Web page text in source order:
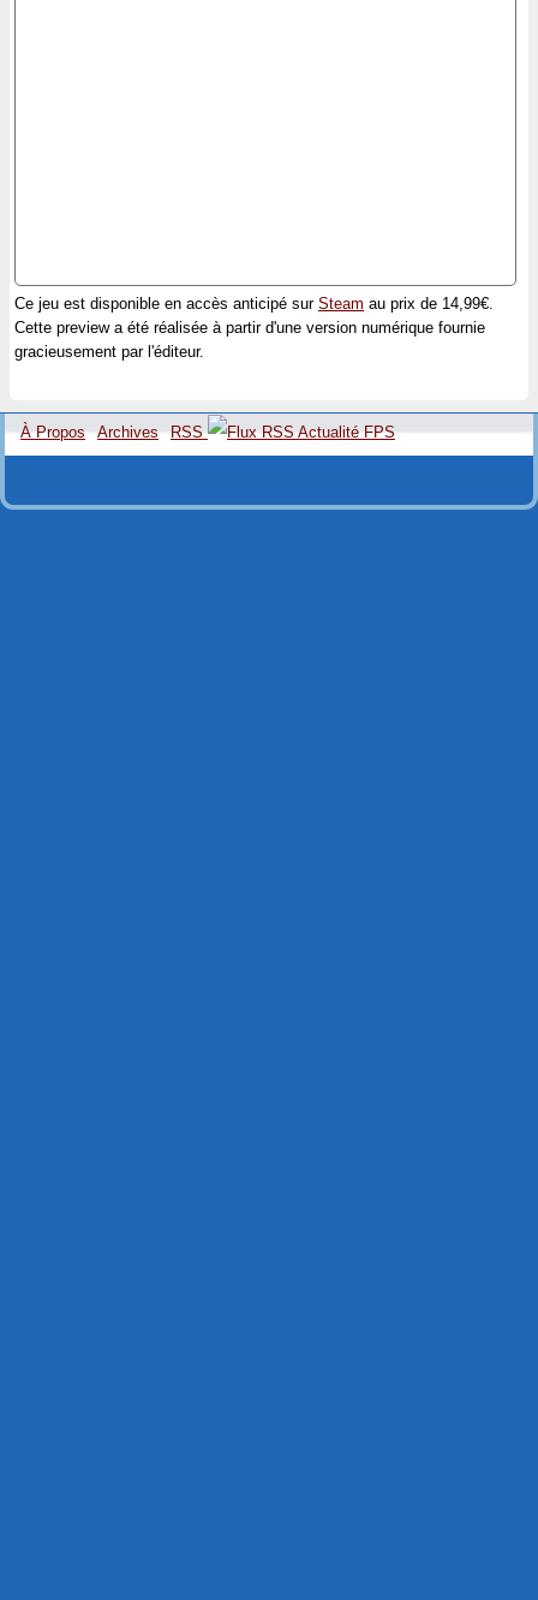
Ce jeu est disponible en accès anticipé sur Steam au prix de 14,99€.
Cette preview a été réalisée à partir d'une version numérique fournie
gracieusement par l'éditeur.
À Propos Archives RSS